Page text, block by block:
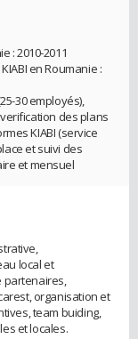
: 2010-2011
en Roumanie :
30 employés),
des plans
KIABI (service
et suivi des
et mensuel
local et
partenaires,
organisation et
team buiding,
et locales.